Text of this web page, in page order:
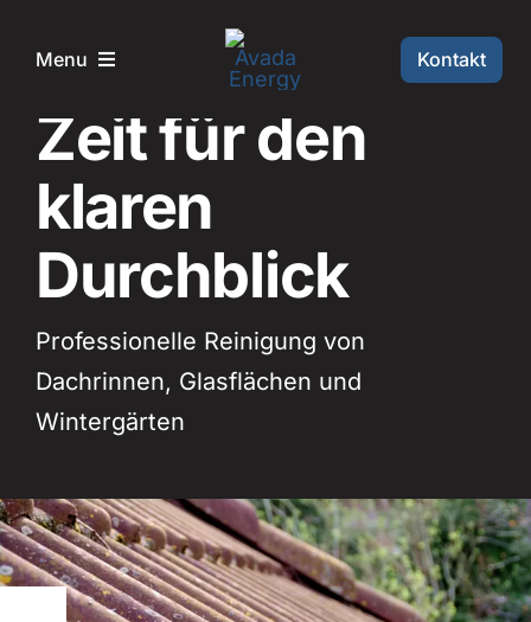
Menu
Home
Leistungen
Projekte
Über mich
Kontakt
Reinigung PLUS
Zeit für den
klaren
Durchblick
Professionelle Reinigung von
Dachrinnen, Glasflächen und
Wintergärten